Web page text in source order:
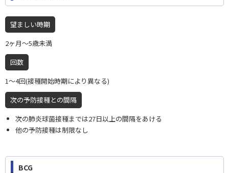
望ましい時期
2ヶ月〜5歳未満
回数
1〜4回(接種開始時期により異なる)
次の予防接種との間隔
次の肺炎球菌接種までは27日以上の間隔をあける
他の予防接種は制限なし
BCG